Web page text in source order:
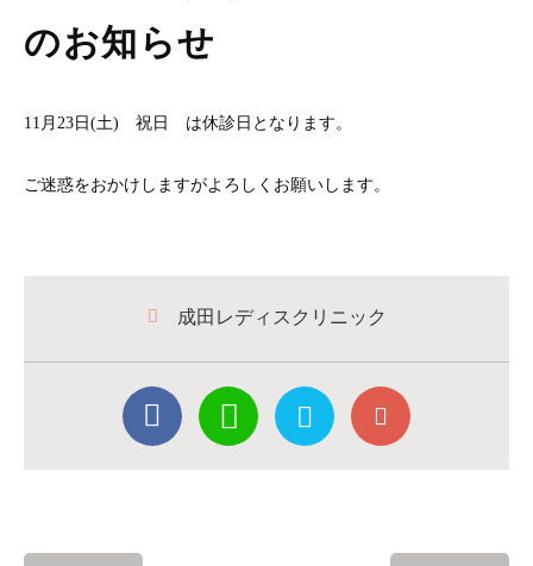
のお知らせ
11月23日(土) 祝日 は休診日となります。
ご迷惑をおかけしますがよろしくお願いします。
成田レディスクリニック